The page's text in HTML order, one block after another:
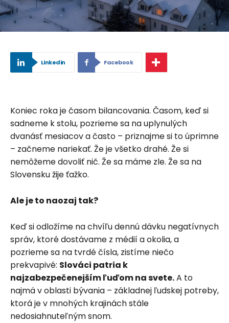
Linkedin Facebook
Koniec roka je časom bilancovania. Časom, keď si
sadneme k stolu, pozrieme sa na uplynulých
dvanásť mesiacov a často – priznajme si to úprimne
– začneme nariekať. Že je všetko drahé. Že si
nemôžeme dovoliť nič. Že sa máme zle. Že sa na
Slovensku žije ťažko.
Ale je to naozaj tak?
Keď si odložíme na chvíľu dennú dávku negatívnych
správ, ktoré dostávame z médií a okolia, a
pozrieme sa na tvrdé čísla, zistíme niečo
prekvapivé: Slováci patria k
najzabezpečenejším ľuďom na svete.A to
najmä v oblasti bývania – základnej ľudskej potreby,
ktorá je v mnohých krajinách stále
nedosiahnuteľným snom.